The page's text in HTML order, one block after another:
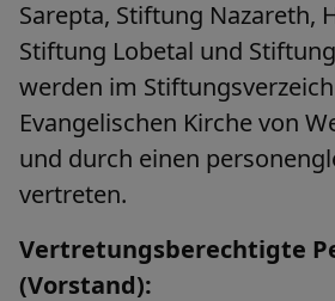
Sarepta, Stiftung Nazareth,
Stiftung Lobetal und Stiftung
werden im
Evangelischen Kirche von
und durch einen
vertreten.
Vertretungsberechtigte
(Vorstand):